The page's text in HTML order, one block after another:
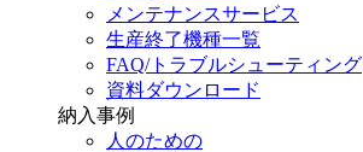
メンテナンスサービス
生産終了機種一覧
FAQ/トラブルシューティング
資料ダウンロード
納入事例
人のための